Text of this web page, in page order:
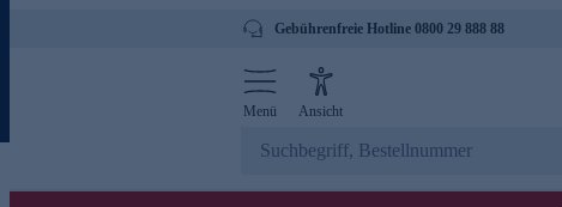
Gebührenfreie Hotline 0800 29 888 88
Menü Ansicht